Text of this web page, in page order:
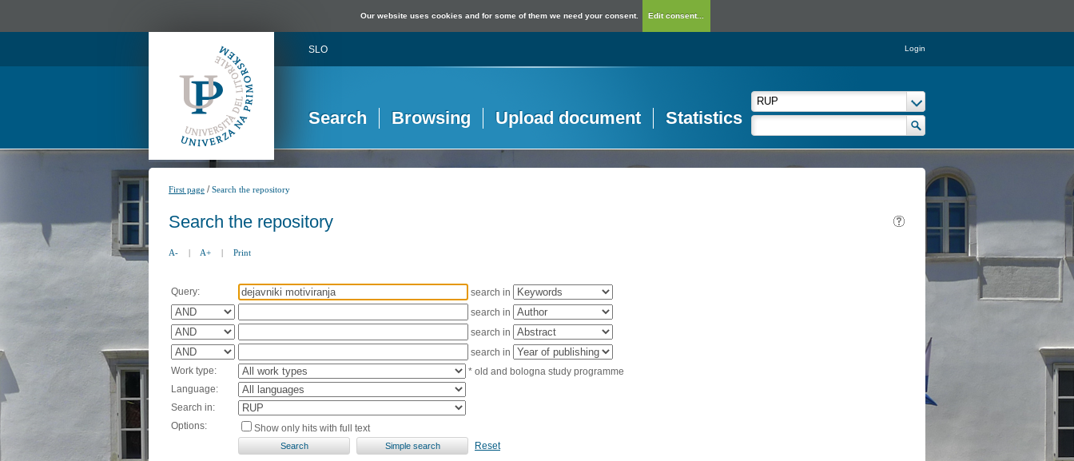
Our website uses cookies and for some of them we need your consent. Edit consent...
SLO Login
Search Browsing Upload document Statistics
First page /Search the repository
Search the repository
A- | A+ | Print
Query:
search in
search in
search in
search in
Work type:
* old and bologna study programme
Language:
Search in:
Options:
Show only hits with full text
Reset